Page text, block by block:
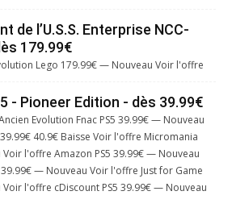
de l’U.S.S. Enterprise NCC-
179.99€
Lego 179.99€ — Nouveau Voir l'offre
- Pioneer Edition - dès 39.99€
Evolution Fnac PS5 39.99€ — Nouveau
40.9€ Baisse Voir l'offre Micromania
Voir l'offre Amazon PS5 39.99€ — Nouveau
— Nouveau Voir l'offre Just for Game
Voir l'offre cDiscount PS5 39.99€ — Nouveau